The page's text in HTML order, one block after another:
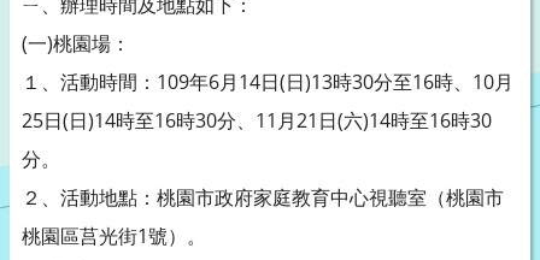
(一)桃園場：
１、活動時間：109年6月14日(日)13時30分至16時、10月
25日(日)14時至16時30分、11月21日(六)14時至16時30
分。
２、活動地點：桃園市政府家庭教育中心視聽室（桃園市
桃園區莒光街1號）。